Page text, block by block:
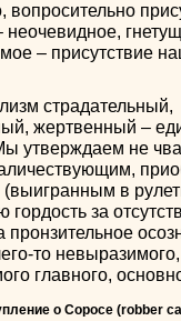
неочевидное,
– присутствие
страдательный,
жертвенный –
утверждаем не
в
гордость за
пронзительное
то
главного,
о Соросе (robber